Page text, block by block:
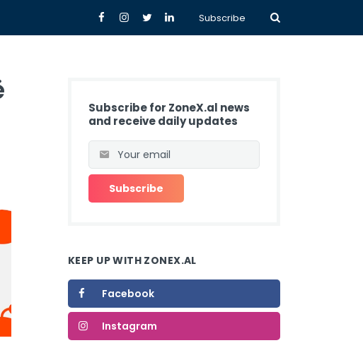
Subscribe
Subscribe for ZoneX.al news
and receive daily updates
KEEP UP WITH ZONEX.AL
Facebook
Instagram